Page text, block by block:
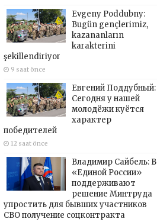
Evgeny Poddubny:
Bugün gençlerimiz,
kazananların
karakterini
şekillendiriyor
9 saat önce
Евгений Поддубный:
Сегодня у нашей
молодёжи куётся
характер
победителей
12 saat önce
Владимир Сайбель: В
«Единой России»
поддерживают
решение Минтруда
упростить для бывших участников
СВО получение соцконтракта